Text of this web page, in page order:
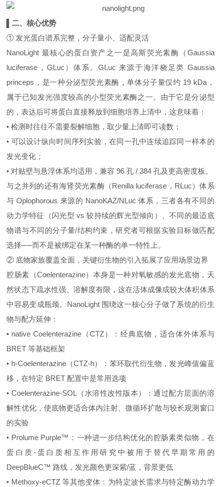
▌二、核心优势
① 发光蛋白谱系完整，分子量小、适配灵活
NanoLight 最核心的蛋白资产之一是高斯荧光素酶（Gaussia
luciferase，GLuc）体系。GLuc 来源于海洋桡足类 Gaussia
princeps，是一种分泌型荧光素酶，单体分子量仅约 19 kDa，
属于已知发光强度较高的小型荧光素酶之一。由于它是分泌型
的，表达后可将蛋白直接释放到细胞培养上清中，这意味着：
• 检测时往往不需要裂解细胞，取少量上清即可读数；
• 可以设计纵向时间序列实验，在同一孔中连续追踪同一样本的
发光变化；
• 对贴壁与悬浮体系均适用，兼容 96 孔 / 384 孔及更高密度板。
与之并列的还有海肾荧光素酶（Renilla luciferase，RLuc）体系
与 Oplophorous 来源的 NanoKAZ/NLuc 体系，三者各有不同的
动力学特征（闪光型 vs 较持续的辉光型倾向）、不同的最适底
物谱与不同的分子量/结构约束，研究者可根据实验目标做匹配
选择──而不是被绑定在某一种酶的单一特性上。
② 底物家族覆盖全面，关键衍生物的引入拓展了应用场景边界
腔肠素（Coelenterazine）本身是一种对氧敏感的发光底物，天
然状态下疏水性强、溶解度有限，这在活体成像或较大体积体系
中容易变成瓶颈。NanoLight 围绕这一核心分子做了系统的衍生
物与配方延伸：
• native Coelenterazine（CTZ）：经典底物，适合体外体系与
BRET 等基础框架
• h‑Coelenterazine（CTZ‑h）：苯环取代衍生物，发光峰值偏蓝
移，在特定 BRET 配置中是常用选项
• Coelenterazine‑SOL（水溶性改性版本）：通过配方层面的溶
解性优化，使底物更适合体内注射、微循环扩散与较长观测窗口
的实验
• Prolume Purple™：一种进一步结构优化的腔肠素类似物，在
蛋白质‑蛋白质相互作用研究中被用于替代早期常用的
DeepBlueC™ 路线，发光颜色更深紫/蓝，背景更低
• Methoxy‑eCTZ 等其他变体：为特定波长需求与特定酶动力学